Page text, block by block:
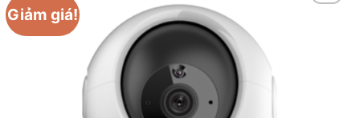
Giảm giá!